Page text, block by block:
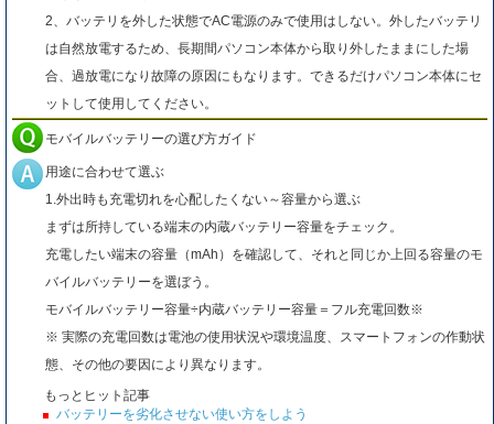
2、バッテリを外した状態でAC電源のみで使用はしない。外したバッテリ
は自然放電するため、長期間パソコン本体から取り外したままにした場
合、過放電になり故障の原因にもなります。できるだけパソコン本体にセ
ットして使用してください。
モバイルバッテリーの選び方ガイド
用途に合わせて選ぶ
1.外出時も充電切れを心配したくない～容量から選ぶ
まずは所持している端末の内蔵バッテリー容量をチェック。
充電したい端末の容量（mAh）を確認して、それと同じか上回る容量のモ
バイルバッテリーを選ぼう。
モバイルバッテリー容量÷内蔵バッテリー容量＝フル充電回数※
※ 実際の充電回数は電池の使用状況や環境温度、スマートフォンの作動状
態、その他の要因により異なります。
もっとヒット記事
バッテリーを劣化させない使い方をしよう